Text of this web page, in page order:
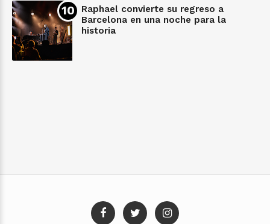
Raphael convierte su regreso a
Barcelona en una noche para la
historia